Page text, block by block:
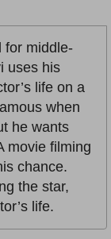
for middle-
uses his
life on a
when
he wants
movie filming
chance.
the star,
life.